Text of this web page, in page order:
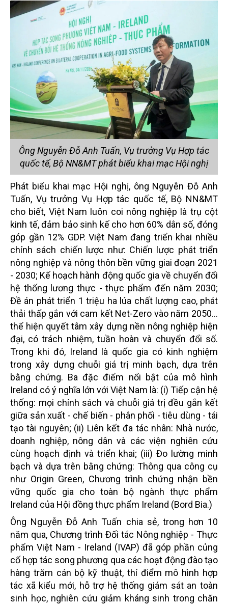
Ông Nguyễn Đỗ Anh Tuấn, Vụ trưởng Vụ Hợp tác
quốc tế, Bộ NN&MT phát biểu khai mạc Hội nghị
Phát biểu khai mạc Hội nghị, ông Nguyễn Đỗ Anh
Tuấn, Vụ trưởng Vụ Hợp tác quốc tế, Bộ NN&MT
cho biết, Việt Nam luôn coi nông nghiệp là trụ cột
kinh tế, đảm bảo sinh kế cho hơn 60% dân số, đóng
góp gần 12% GDP. Việt Nam đang triển khai nhiều
chính sách chiến lược như: Chiến lược phát triển
nông nghiệp và nông thôn bền vững giai đoạn 2021
- 2030; Kế hoạch hành động quốc gia về chuyển đổi
hệ thống lương thực - thực phẩm đến năm 2030;
Đề án phát triển 1 triệu ha lúa chất lượng cao, phát
thải thấp gắn với cam kết Net-Zero vào năm 2050…
thể hiện quyết tâm xây dựng nền nông nghiệp hiện
đại, có trách nhiệm, tuần hoàn và chuyển đổi số.
Trong khi đó, Ireland là quốc gia có kinh nghiệm
trong xây dựng chuỗi giá trị minh bạch, dựa trên
bằng chứng. Ba đặc điểm nổi bật của mô hình
Ireland có ý nghĩa lớn với Việt Nam là: (i) Tiếp cận hệ
thống: mọi chính sách và chuỗi giá trị đều gắn kết
giữa sản xuất - chế biến - phân phối - tiêu dùng - tái
tạo tài nguyên; (ii) Liên kết đa tác nhân: Nhà nước,
doanh nghiệp, nông dân và các viện nghiên cứu
cùng hoạch định và triển khai; (iii) Đo lường minh
bạch và dựa trên bằng chứng: Thông qua công cụ
như Origin Green, Chương trình chứng nhận bền
vững quốc gia cho toàn bộ ngành thực phẩm
Ireland của Hội đồng thực phẩm Ireland (Bord Bia.)
Ông Nguyễn Đỗ Anh Tuấn chia sẻ, trong hơn 10
năm qua, Chương trình Đối tác Nông nghiệp - Thực
phẩm Việt Nam - Ireland (IVAP) đã góp phần củng
cố hợp tác song phương qua các hoạt động đào tạo
hàng trăm cán bộ kỹ thuật, thí điểm mô hình hợp
tác xã kiểu mới, hỗ trợ hệ thống giám sát an toàn
sinh học, nghiên cứu giảm kháng sinh trong chăn